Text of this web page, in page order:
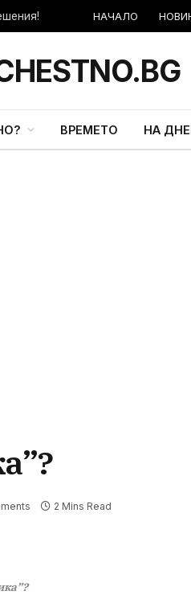
НАЧАЛО
ВРЕМЕТО НА
2 Mins Read